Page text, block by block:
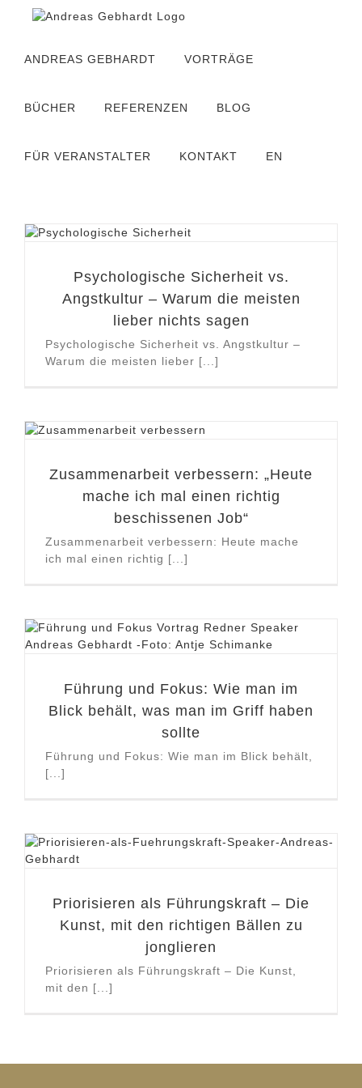
ANDREAS GEBHARDT
VORTRÄGE
BÜCHER REFERENZEN BLOG
FÜR VERANSTALTER KONTAKT EN
Psychologische Sicherheit vs.
Angstkultur – Warum die meisten
lieber nichts sagen
Psychologische Sicherheit vs. Angstkultur –
Warum die meisten lieber [...]
Zusammenarbeit verbessern: „Heute
mache ich mal einen richtig
beschissenen Job“
Zusammenarbeit verbessern: Heute mache
ich mal einen richtig [...]
Führung und Fokus: Wie man im
Blick behält, was man im Griff haben
sollte
Führung und Fokus: Wie man im Blick behält,
[...]
Priorisieren als Führungskraft – Die
Kunst, mit den richtigen Bällen zu
jonglieren
Priorisieren als Führungskraft – Die Kunst,
mit den [...]